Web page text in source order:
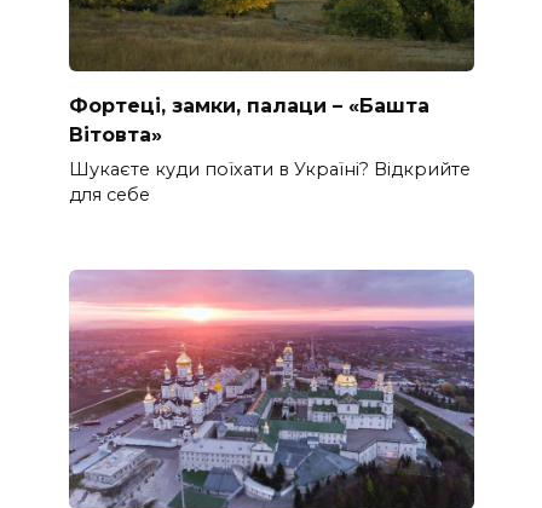
Фортеці, замки, палаци – «Башта
Вітовта»
Шукаєте куди поїхати в Україні? Відкрийте
для себе